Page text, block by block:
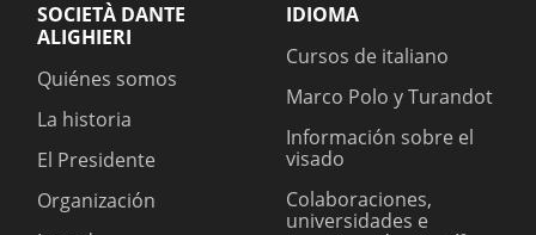
SOCIETÀ DANTE
ALIGHIERI
Quiénes somos
La historia
El Presidente
Organización
IDIOMA
Cursos de italiano
Marco Polo y Turandot
Información sobre el
visado
Colaboraciones,
universidades e